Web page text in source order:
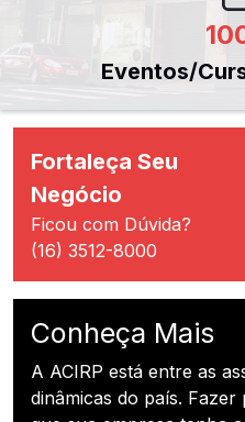
Eventos/
Fortaleça Seu
Negócio
Ficou com Dúvida?
(16) 3512-8000
Conheça Mais
A ACIRP está entre as
dinâmicas do país.